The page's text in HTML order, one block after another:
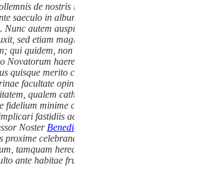
de nostris illis heroibus Ignatio Loyoleo,
saeculo in album Sanctorum adscripti essent, ea
autem auspicato accidit caelestis natalis
sed etiam magisterio ac disciplina sanctitatis.
qui quidem, non secus atque illa christianae
haeresi, unde illa exorta est humanae
quisque merito conqueritur. Atque etiam videtur
facultate opinionem illam profligaret eius
qualem catholica proponit Ecclesia, aut
minime cadat, sed paucis tantummodo,
fastidiis ac taediis, ut ad viros mulieresque
Noster Benedictus XV
celebrandum, proprias hac de re Litteras
tamquam hereditate acceptum, libentissime
ante habitae fructus huius propediem ordiendae